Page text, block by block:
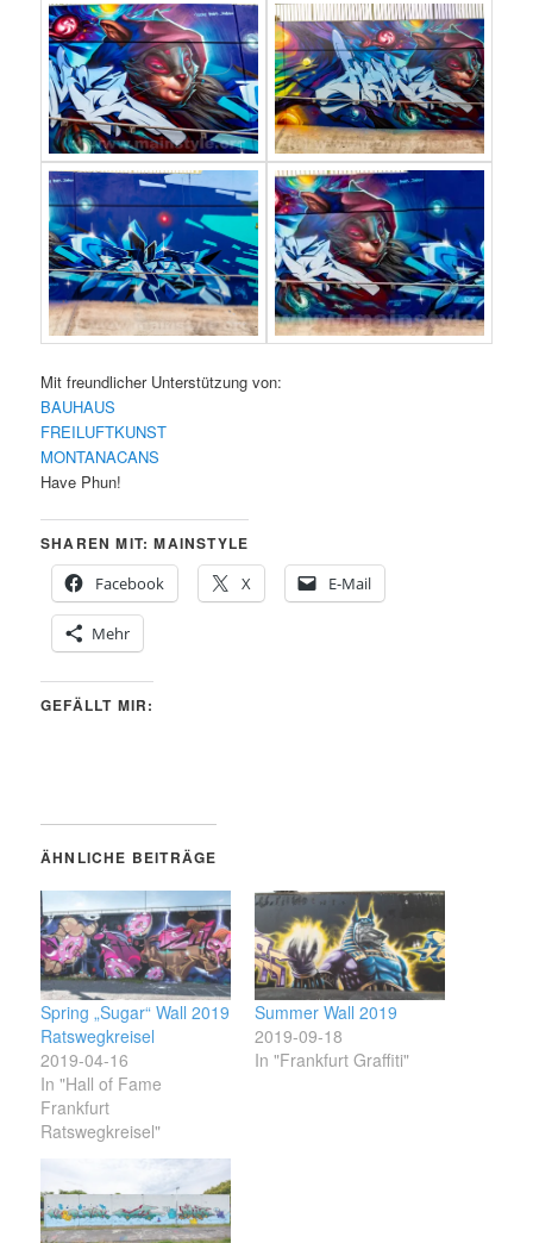
Mit freundlicher Unterstützung von:
BAUHAUS
FREILUFTKUNST
MONTANACANS
Have Phun!
SHAREN MIT: MAINSTYLE
Facebook
X E-Mail
Mehr
GEFÄLLT MIR:
ÄHNLICHE BEITRÄGE
Spring „Sugar“ Wall 2019
Ratswegkreisel
2019-04-16
In "Hall of Fame
Frankfurt
Ratswegkreisel"
Summer Wall 2019
2019-09-18
In "Frankfurt Graffiti"